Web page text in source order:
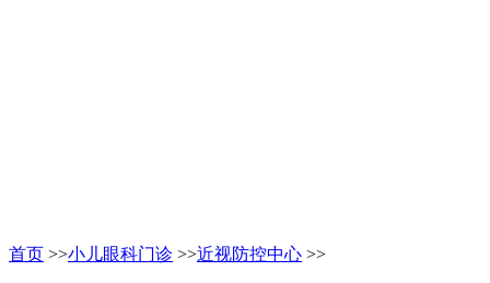
首页 >>小儿眼科门诊 >>近视防控中心 >>